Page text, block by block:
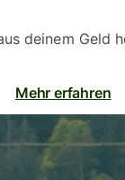
deinem Geld
Mehr erfahren